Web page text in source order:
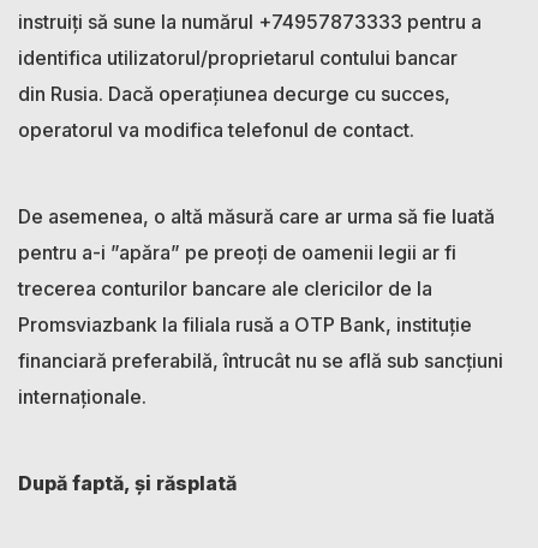
instruiți să sune la numărul +74957873333 pentru a
identifica utilizatorul/proprietarul contului bancar
din Rusia. Dacă operațiunea decurge cu succes,
operatorul va modifica telefonul de contact.
De asemenea, o altă măsură care ar urma să fie luată
pentru a-i ”apăra” pe preoți de oamenii legii ar fi
trecerea conturilor bancare ale clericilor de la
Promsviazbank la filiala rusă a OTP Bank, instituție
financiară preferabilă, întrucât nu se află sub sancțiuni
internaționale.
După faptă, și răsplată